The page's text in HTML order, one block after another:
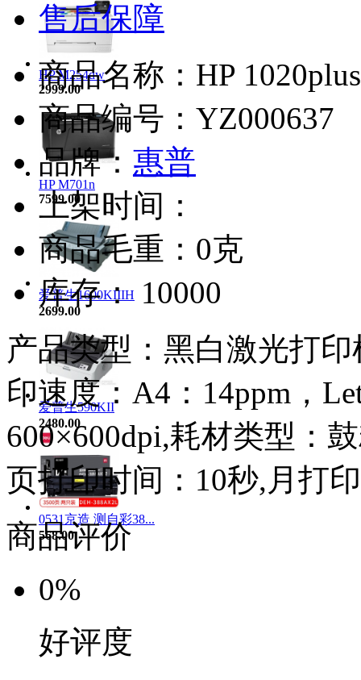
HP M254dw
2999.00
HP M701n
7599.00
爱普生1600KIIIH
2699.00
爱普生590KII
2480.00
0531京造 测自彩38...
568.00
售后保障
商品名称：HP 1020plus
商品编号：YZ000637
品牌： 惠普
上架时间：
商品毛重：0克
库存： 10000
产品类型：黑白激光打
印速度：A4：14ppm，
600×600dpi,耗材类型：
页打印时间：10秒,月打
商品评价
0%
好评度